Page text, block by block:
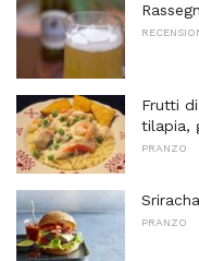
Frutti
tilapia,
PRANZO
PRANZO